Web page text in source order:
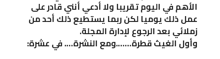
الأهم في اليوم تقريبا ولا أدعي أنني قادر على
عمل ذلك يوميا لكن ربما يستطيع ذلك أحد من
زملائي بعد الرجوع لإدارة المجلة.
وأول الغيث قطرة…….ومع النشرة…. في عشرة: